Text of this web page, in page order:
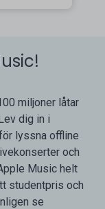
miljoner låtar
dig in i
lyssna offline
och
Music helt
studentpris och
se